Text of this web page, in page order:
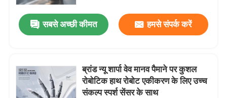
ब्लॉग
औद्योगिक रोबोट बांह
सबसे अच्छी कीमत हमसे संपर्क करें
ब्रांड न्यू शार्पा वेव मानव पैमाने पर कुशल
रोबोटिक हाथ रोबोट एकीकरण के लिए उच्च
संकल्प स्पर्श सेंसर के साथ